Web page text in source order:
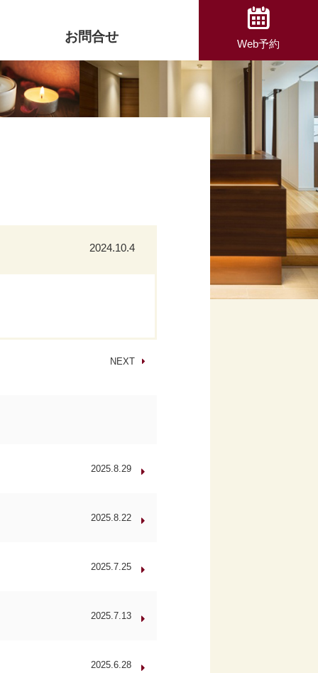
お問合せ Web予約
2024.10.4
NEXT
2025.8.29
2025.8.22
2025.7.25
2025.7.13
2025.6.28